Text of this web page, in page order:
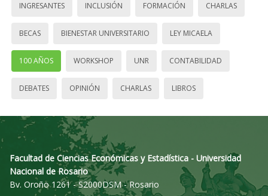
INGRESANTES INCLUSIÓN FORMACIÓN CHARLAS
BECAS BIENESTAR UNIVERSITARIO LEY MICAELA
100 AÑOS WORKSHOP UNR CONTABILIDAD
DEBATES OPINIÓN CHARLAS LIBROS
Facultad de Ciencias Económicas y Estadística - Universidad
Nacional de Rosario
Bv. Oroño 1261 - S2000DSM - Rosario